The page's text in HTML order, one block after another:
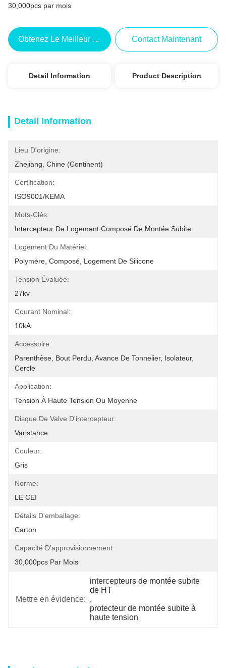
30,000pcs par mois
Obtenez Le Meilleur Prix Contact Maintenant
Detail Information Product Description
Detail Information
Lieu D'origine:
Zhejiang, Chine (continent)
Certification:
ISO9001/KEMA
Mots-Clés:
Intercepteur De Logement Composé De Montée Subite
Logement Du Matériel:
Polymère, Composé, Logement De Silicone
Tension Évaluée:
27kv
Courant Nominal:
10kA
Accessoire:
Parenthèse, Bout Perdu, Avance De Tonnelier, Isolateur,
Cercle
Application:
Tension À Haute Tension Ou Moyenne
Disque De Valve D'intercepteur:
Varistance
Couleur:
Gris
Norme:
LE CEI
Détails D'emballage:
Carton
Capacité D'approvisionnement:
30,000pcs Par Mois
Mettre en évidence:
intercepteurs de montée subite
de HT
,
protecteur de montée subite à
haute tension